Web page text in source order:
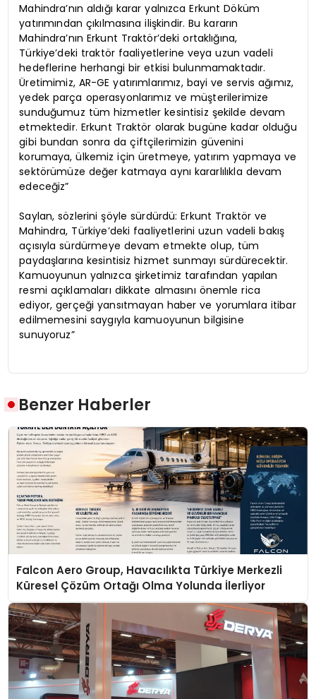
Mahindra’nın aldığı karar yalnızca Erkunt Döküm
yatırımından çıkılmasına ilişkindir. Bu kararın
Mahindra’nın Erkunt Traktör’deki ortaklığına,
Türkiye’deki traktör faaliyetlerine veya uzun vadeli
hedeflerine herhangi bir etkisi bulunmamaktadır.
Üretimimiz, AR-GE yatırımlarımız, bayi ve servis ağımız,
yedek parça operasyonlarımız ve müşterilerimize
sunduğumuz tüm hizmetler kesintisiz şekilde devam
etmektedir. Erkunt Traktör olarak bugüne kadar olduğu
gibi bundan sonra da çiftçilerimizin güvenini
korumaya, ülkemiz için üretmeye, yatırım yapmaya ve
sektörümüze değer katmaya aynı kararlılıkla devam
edeceğiz”
Saylan, sözlerini şöyle sürdürdü: Erkunt Traktör ve
Mahindra, Türkiye’deki faaliyetlerini uzun vadeli bakış
açısıyla sürdürmeye devam etmekte olup, tüm
paydaşlarına kesintisiz hizmet sunmayı sürdürecektir.
Kamuoyunun yalnızca şirketimiz tarafından yapılan
resmi açıklamaları dikkate almasını önemle rica
ediyor, gerçeği yansıtmayan haber ve yorumlara itibar
edilmemesini saygıyla kamuoyunun bilgisine
sunuyoruz”
Benzer Haberler
Falcon Aero Group, Havacılıkta Türkiye Merkezli
Küresel Çözüm Ortağı Olma Yolunda İlerliyor